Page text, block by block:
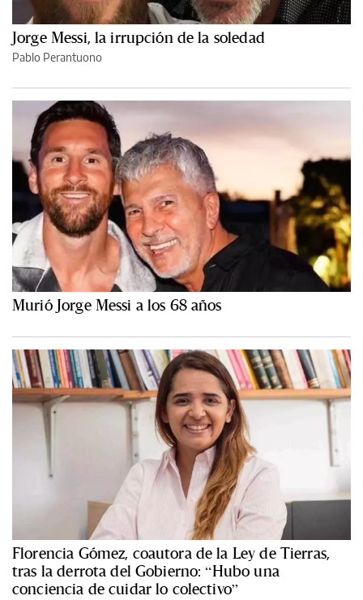
Jorge Messi, la irrupción de la soledad
Pablo Perantuono
Murió Jorge Messi a los 68 años
Florencia Gómez, coautora de la Ley de Tierras,
tras la derrota del Gobierno: “Hubo una
conciencia de cuidar lo colectivo”